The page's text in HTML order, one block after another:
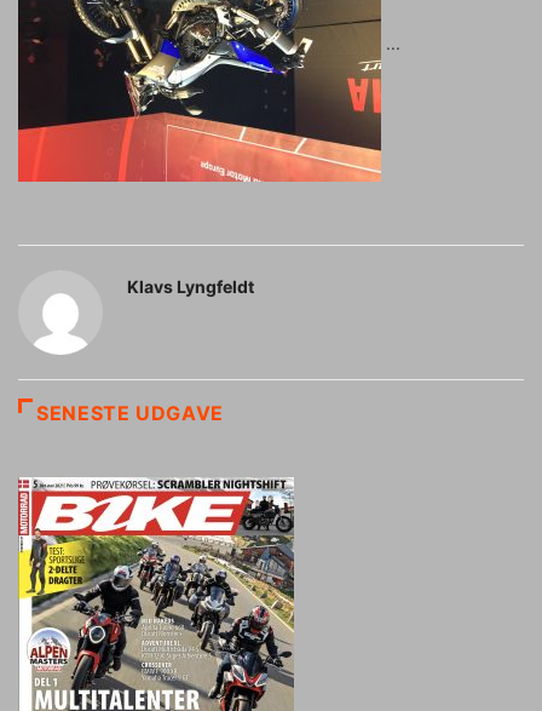
Klavs Lyngfeldt
SENESTE UDGAVE